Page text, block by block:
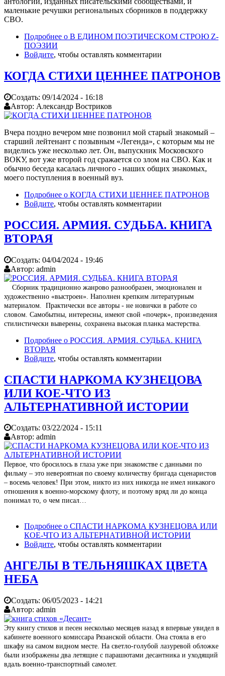
маленькие речушки региональных сборников в поддержку
СВО.
Подробнее о В ЕДИНОМ ПОЭТИЧЕСКОМ СТРОЮ Z-
ПОЭЗИИ
Войдите, чтобы оставлять комментарии
КОГДА СТИХИ ЦЕННЕЕ ПАТРОНОВ
Создать: 09/14/2024 - 16:18
Автор: Александр Востриков
Вчера поздно вечером мне позвонил мой старый знакомый –
старший лейтенант с позывным «Легенда», с которым мы не
виделись уже несколько лет. Он, выпускник Московского
ВОКУ, вот уже второй год сражается со злом на СВО. Как и
обычно беседа касалась личного - наших общих знакомых,
моего поступления в военный вуз.
Подробнее о КОГДА СТИХИ ЦЕННЕЕ ПАТРОНОВ
Войдите, чтобы оставлять комментарии
РОССИЯ. АРМИЯ. СУДЬБА. КНИГА
ВТОРАЯ
Создать: 04/04/2024 - 19:46
Автор: admin
Сборник традиционно жанрово разнообразен, эмоционален и
художественно «выстроен». Наполнен крепким литературным
материалом. Практически все авторы - не новички в работе со
словом. Самобытны, интересны, имеют свой «почерк», произведения
стилистически выверены, сохранена высокая планка мастерства.
Подробнее о РОССИЯ. АРМИЯ. СУДЬБА. КНИГА
ВТОРАЯ
Войдите, чтобы оставлять комментарии
СПАСТИ НАРКОМА КУЗНЕЦОВА
ИЛИ КОЕ-ЧТО ИЗ
АЛЬТЕРНАТИВНОЙ ИСТОРИИ
Создать: 03/22/2024 - 15:11
Автор: admin
Первое, что бросилось в глаза уже при знакомстве с данными по
фильму – это невероятная по своему количеству бригада сценаристов
– восемь человек! При этом, никто из них никогда не имел никакого
отношения к военно-морскому флоту, и поэтому вряд ли до конца
понимал то, о чем писал…
Подробнее о СПАСТИ НАРКОМА КУЗНЕЦОВА ИЛИ
КОЕ-ЧТО ИЗ АЛЬТЕРНАТИВНОЙ ИСТОРИИ
Войдите, чтобы оставлять комментарии
АНГЕЛЫ В ТЕЛЬНЯШКАХ ЦВЕТА
НЕБА
Создать: 06/05/2023 - 14:21
Автор: admin
Эту книгу стихов и песен несколько месяцев назад я впервые увидел в
кабинете военного комиссара Рязанской области. Она стояла в его
шкафу на самом видном месте. На светло-голубой лазуревой обложке
были изображены два летящие с парашютами десантника и уходящий
вдаль военно-транспортный самолет.